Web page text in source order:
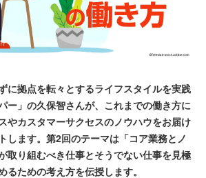
に拠点を転々とするライフスタイルを実践
ー」の久保智さんが、これまでの働き方に
やカスタマーサクセスのノウハウをお届け
します。第2回のテーマは「コア業務とノ
取り組むべき仕事とそうでない仕事を見極
るための考え方を伝授します。